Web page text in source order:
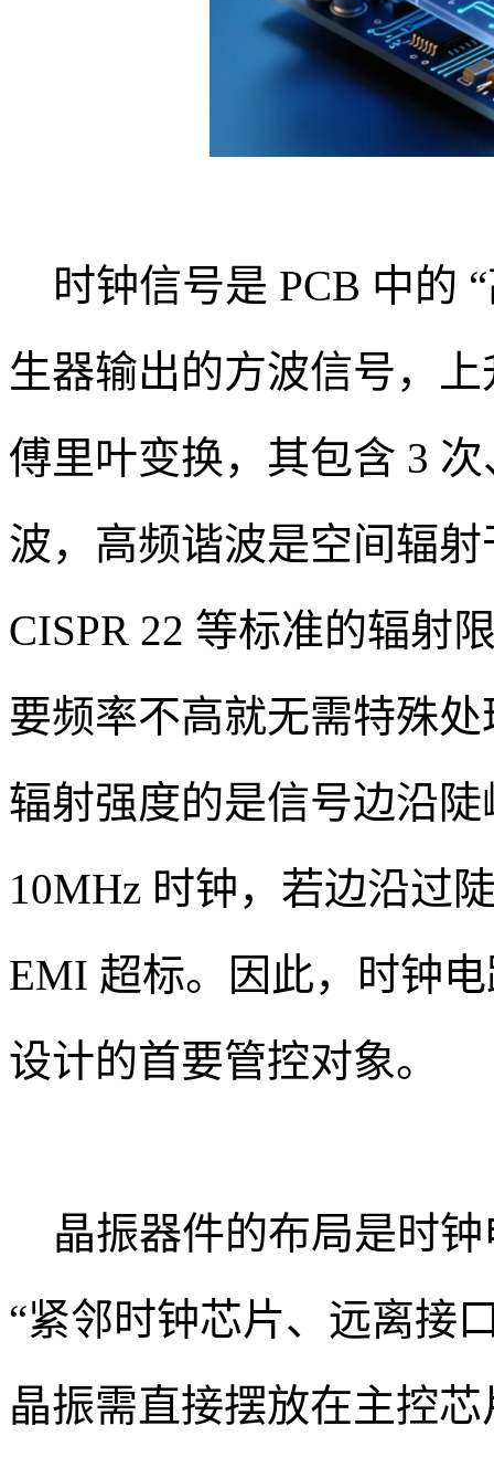
时钟信号是 PCB 中的
生器输出的方波信号，
傅里叶变换，其包含 3
波，高频谐波是空间辐
CISPR 22 等标准的辐射
要频率不高就无需特殊
辐射强度的是信号边沿
10MHz 时钟，若边沿过
EMI 超标。因此，时钟
设计的首要管控对象。
晶振器件的布局是时钟
“紧邻时钟芯片、远离接
晶振需直接摆放在主控